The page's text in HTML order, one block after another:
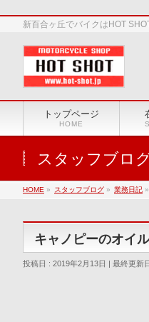
新百合ヶ丘でバイクはHOT
トップページ
HOME
スタッフブロ
HOME » スタッフブログ » 業務日記 »
キャノピーのオイ
投稿日 : 2019年2月13日 最終更新